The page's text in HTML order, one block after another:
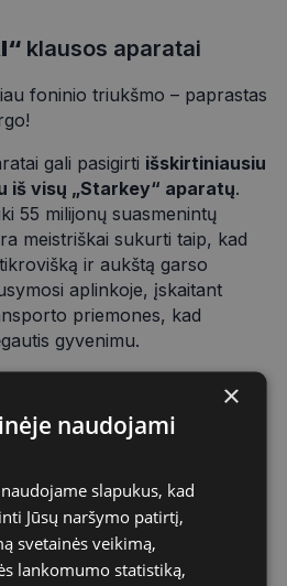
klausos aparatai
foninio triukšmo – paprastas
gali pasigirti išskirtiniausiu
iš visų „Starkey“ aparatų.
55 milijonų suasmenintų
meistriškai sukurti taip, kad
ir aukštą garso
aplinkoje, įskaitant
priemones, kad
gyvenimu.
pasižymi ne tik aukšta garso
prie aplinkos ir Jūsų
su Jūsų išmaniaisiais
valdyti televizoriaus ar kitų
mėgautis pokalbiais. Starkey
stebinčią sistemą, kuri
į Jūsų išmanųjį telefoną.
garso kokybė be jokio vargo.
×
naudojami
slapukus, kad
Jūsų naršymo patirtį,
svetainės veikimą,
lankomumo statistiką,